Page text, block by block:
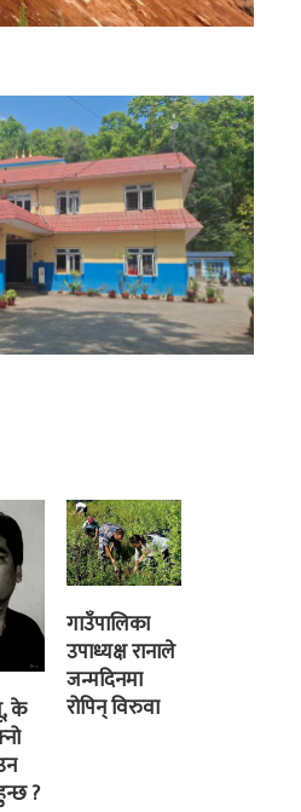
के
?
गाउँपालिका
उपाध्यक्ष रानाले
जन्मदिनमा
रोपिन् विरुवा